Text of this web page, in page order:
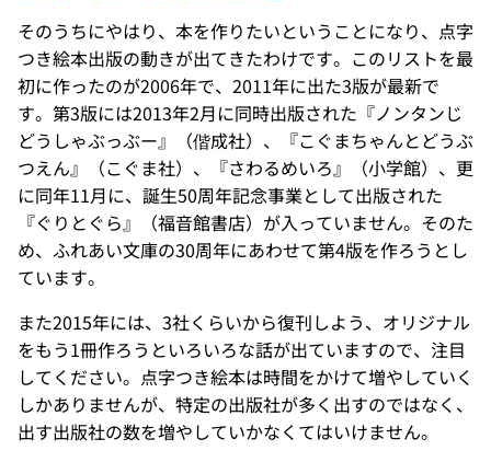
そのうちにやはり、本を作りたいということになり、点字
つき絵本出版の動きが出てきたわけです。このリストを最
初に作ったのが2006年で、2011年に出た3版が最新で
す。第3版には2013年2月に同時出版された『ノンタンじ
どうしゃぶっぶー』（偕成社）、『こぐまちゃんとどうぶ
つえん』（こぐま社）、『さわるめいろ』（小学館）、更
に同年11月に、誕生50周年記念事業として出版された
『ぐりとぐら』（福音館書店）が入っていません。そのた
め、ふれあい文庫の30周年にあわせて第4版を作ろうとし
ています。
また2015年には、3社くらいから復刊しよう、オリジナル
をもう1冊作ろうといろいろな話が出ていますので、注目
してください。点字つき絵本は時間をかけて増やしていく
しかありませんが、特定の出版社が多く出すのではなく、
出す出版社の数を増やしていかなくてはいけません。